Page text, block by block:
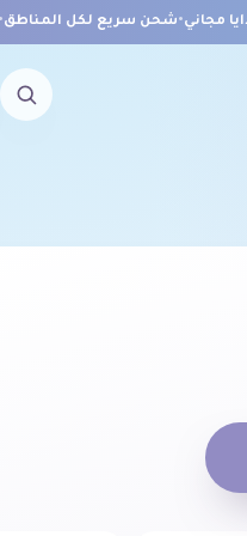
مجاني•شحن سريع لكل المناطق•